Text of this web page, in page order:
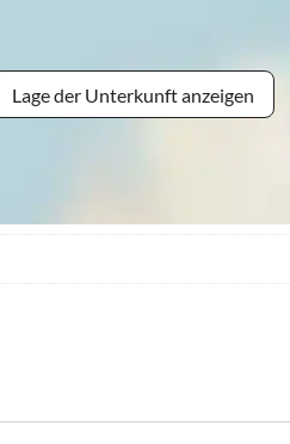
Lage der Unterkunft anzeigen